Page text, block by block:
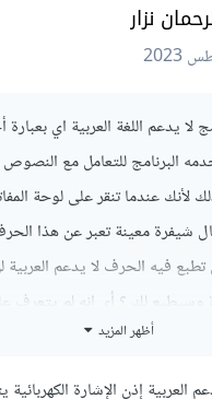
نزار
لا يدعم اللغة العربية اي
البرنامج للتعامل مع النصوص
لأنك عندما تنقر على لوحة
شيفرة معينة تعبر عن هذا
تطبع فيه الحرف لا يدعم
وسيطبع لك ؟ أي انه لم يتعرف
في المجمل تتعرف على العربية
أظهر المزيد
إذن الإشارة الكهربائية